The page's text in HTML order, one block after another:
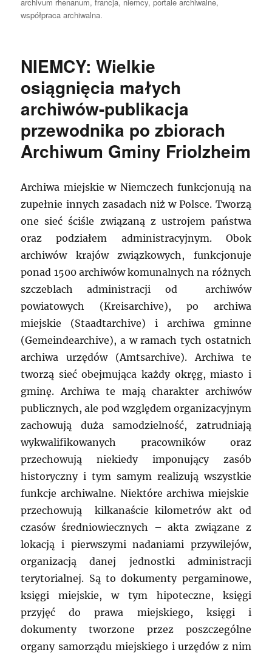
współpraca archiwalna.
NIEMCY: Wielkie
osiągnięcia małych
archiwów-publikacja
przewodnika po zbiorach
Archiwum Gminy Friolzheim
Archiwa miejskie w Niemczech funkcjonują na
zupełnie innych zasadach niż w Polsce. Tworzą
one sieć ściśle związaną z ustrojem państwa
oraz podziałem administracyjnym. Obok
archiwów krajów związkowych, funkcjonuje
ponad 1500 archiwów komunalnych na różnych
szczeblach administracji od archiwów
powiatowych (Kreisarchive), po archiwa
miejskie (Staadtarchive) i archiwa gminne
(Gemeindearchive), a w ramach tych ostatnich
archiwa urzędów (Amtsarchive). Archiwa te
tworzą sieć obejmująca każdy okręg, miasto i
gminę. Archiwa te mają charakter archiwów
publicznych, ale pod względem organizacyjnym
zachowują duża samodzielność, zatrudniają
wykwalifikowanych pracowników oraz
przechowują niekiedy imponujący zasób
historyczny i tym samym realizują wszystkie
funkcje archiwalne. Niektóre archiwa miejskie
przechowują kilkanaście kilometrów akt od
czasów średniowiecznych – akta związane z
lokacją i pierwszymi nadaniami przywilejów,
organizacją danej jednostki administracji
terytorialnej. Są to dokumenty pergaminowe,
księgi miejskie, w tym hipoteczne, księgi
przyjęć do prawa miejskiego, księgi i
dokumenty tworzone przez poszczególne
organy samorządu miejskiego i urzędów z nim